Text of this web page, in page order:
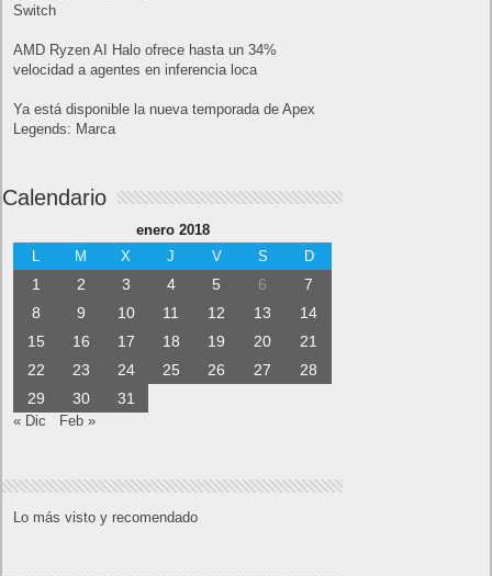
Switch
AMD Ryzen AI Halo ofrece hasta un 34%
velocidad a agentes en inferencia loca
Ya está disponible la nueva temporada de Apex
Legends: Marca
Calendario
enero 2018
L
M X J V S D
1 2 3 4 5 6
7
8
9 10 11 12 13
14
15
16 17 18 19 20
21
22
23 24 25 26 27
28
29
30 31
« Dic Feb »
Lo más visto y recomendado